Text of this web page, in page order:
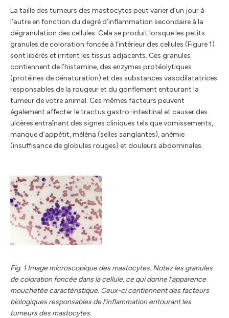
La taille des tumeurs des mastocytes peut varier d’un jour à
l’autre en fonction du degré d’inflammation secondaire à la
dégranulation des cellules. Cela se produit lorsque les petits
granules de coloration foncée à l’intérieur des cellules (Figure 1)
sont libérés et irritent les tissus adjacents. Ces granules
contiennent de l’histamine, des enzymes protéolytiques
(protéines de dénaturation) et des substances vasodilatatrices
responsables de la rougeur et du gonflement entourant la
tumeur de votre animal. Ces mêmes facteurs peuvent
également affecter le tractus gastro-intestinal et causer des
ulcères entraînant des signes cliniques tels que vomissements,
manque d’appétit, méléna (selles sanglantes), anémie
(insuffisance de globules rouges) et douleurs abdominales.
Fig. 1 Image microscopique des mastocytes. Notez les granules
de coloration foncée dans la cellule, ce qui donne l’apparence
mouchetée caractéristique. Ceux-ci contiennent des facteurs
biologiques responsables de l’inflammation entourant les
tumeurs des mastocytes.